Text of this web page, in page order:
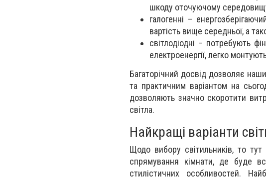
шкоду оточуючому
галогенні –
вартість вище середньої, а
світлодіодні – потребують
електроенергії, легко
Багаторічний досвід дозволяє
та практичним варіантом на
дозволяють значно скоротити
світла.
Найкращі варіанти
Щодо вибору світильників, то
спрямування кімнати, де буде
стилістичних особливостей.